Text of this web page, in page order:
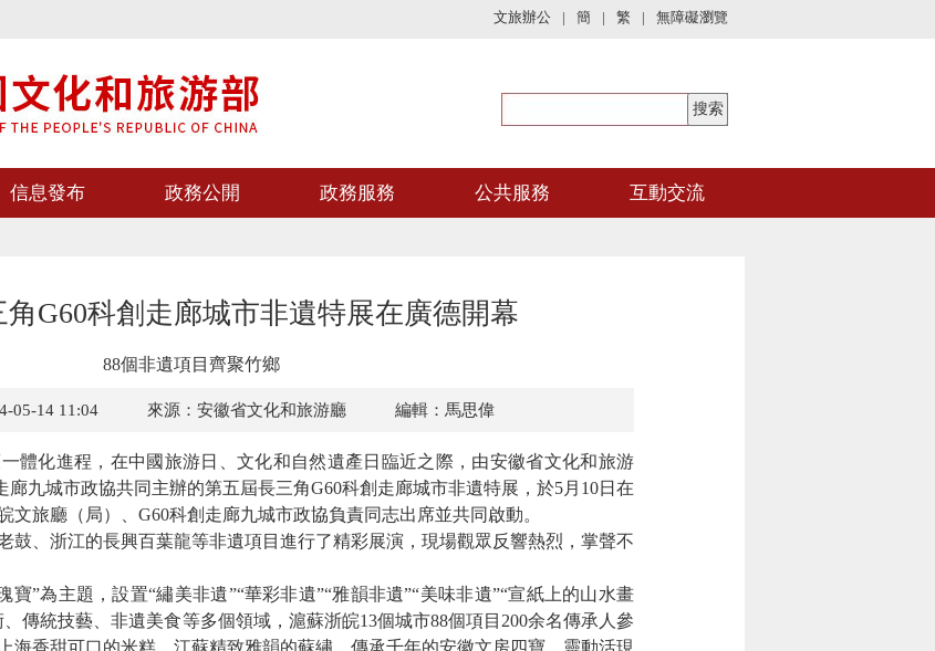
文旅辦公 | 簡 | 繁 | 無障礙瀏覽
信息發布 政務公開 政務服務 公共服務 互動交流
G60科創走廊城市非遺特展在廣德開幕
88個非遺項目齊聚竹鄉
05-14 11:04 來源：安徽省文化和旅游廳 編輯：馬思偉
化進程，在中國旅游日、文化和自然遺產日臨近之際，由安徽省文化和旅游
廊九城市政協共同主辦的第五屆長三角G60科創走廊城市非遺特展，於5月10日在
文旅廳（局）、G60科創走廊九城市政協負責同志出席並共同啟動。
、浙江的長興百葉龍等非遺項目進行了精彩展演，現場觀眾反響熱烈，掌聲不
為主題，設置“繡美非遺”“華彩非遺”“雅韻非遺”“美味非遺”“宣紙上的山水畫
傳統技藝、非遺美食等多個領域，滬蘇浙皖13個城市88個項目200余名傳承人參
海香甜可口的米糕、江蘇精致雅韻的蘇繡、傳承千年的安徽文房四寶，靈動活現